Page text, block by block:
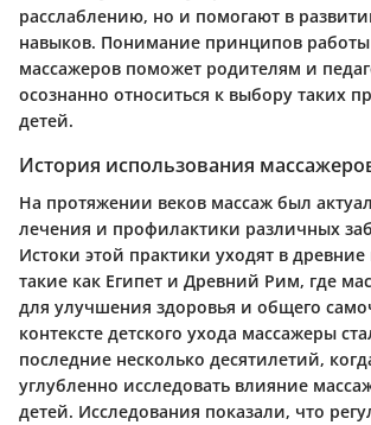
расслаблению, но и помогают в
навыков. Понимание принципов
массажеров поможет родителям и
осознанно относиться к выбору таких
детей.
История использования
На протяжении веков массаж был
лечения и профилактики различных
Истоки этой практики уходят в
такие как Египет и Древний Рим, где
для улучшения здоровья и общего
контексте детского ухода массажеры
последние несколько десятилетий,
углубленно исследовать влияние
детей. Исследования показали, что